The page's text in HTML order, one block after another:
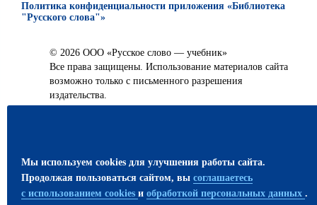
Политика конфиденциальности приложения «Библиотека
"Русского слова"»
© 2026 ООО «Русское слово — учебник»
Все права защищены. Использование материалов сайта
возможно только с письменного разрешения
издательства.
Мы используем cookies для улучшения работы сайта.
Продолжая пользоваться сайтом, вы соглашаетесь
с использованием cookies и обработкой персональных данных .